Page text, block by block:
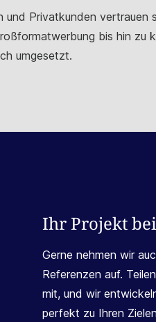
und Privatkunden vertrauen
bis hin zu
umgesetzt.
Ihr Projekt
Gerne nehmen wir
Referenzen auf.
mit, und wir
perfekt zu Ihren